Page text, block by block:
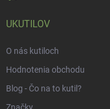
UKUTILOV
O nás kutiloch
Hodnotenia obchodu
Blog - Čo na to kutil?